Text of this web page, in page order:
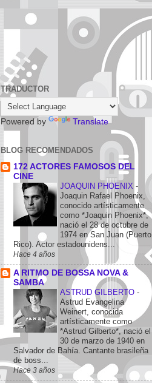
TRADUCTOR
Powered by Translate
BLOG RECOMENDADOS
172 ACTORES FAMOSOS DEL
CINE
JOAQUIN PHOENIX -
Joaquin Rafael Phoenix,
conocido artísticamente
como *Joaquin Phoenix*,
nació el 28 de octubre de
1974 en San Juan (Puerto
Rico). Actor estadounidens...
Hace 4 años
A RITMO DE BOSSA NOVA &
SAMBA
ASTRUD GILBERTO -
Astrud Evangelina
Weinert, conocida
artísticamente como
*Astrud Gilberto*, nació el
30 de marzo de 1940 en
Salvador de Bahía. Cantante brasileña
de boss...
Hace 3 años